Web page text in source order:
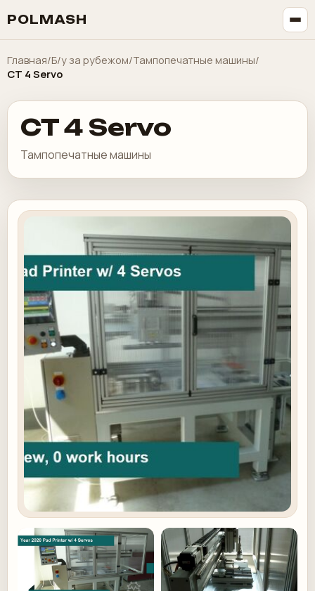
POLMASH
Главная/Б/у за рубежом/Тампопечатные машины/
CT 4 Servo
CT 4 Servo
Тампопечатные машины